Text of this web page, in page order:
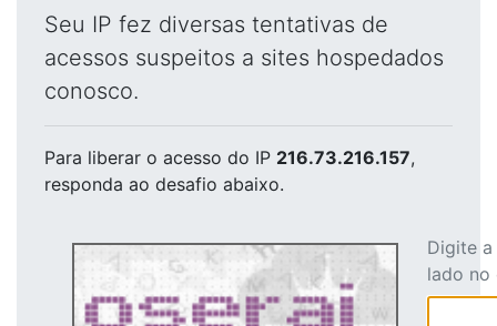
Seu IP fez diversas tentativas de
acessos suspeitos a sites hospedados
conosco.
Para liberar o acesso do IP 216.73.216.157,
responda ao desafio abaixo.
Digite
lado no